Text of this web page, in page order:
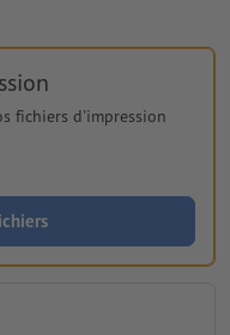
fichiers d'impression